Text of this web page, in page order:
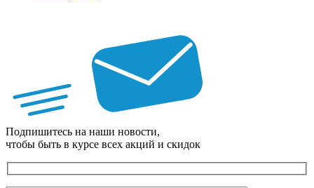
Подпишитесь на наши новости,
чтобы быть в курсе всех акций и скидок